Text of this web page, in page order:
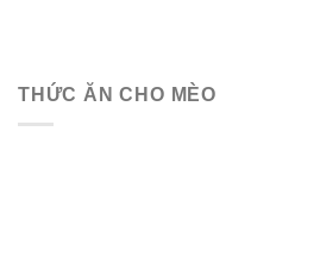
THỨC ĂN CHO MÈO